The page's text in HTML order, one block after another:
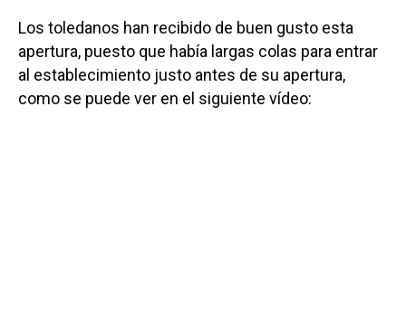
Los toledanos han recibido de buen gusto esta
apertura, puesto que había largas colas para entrar
al establecimiento justo antes de su apertura,
como se puede ver en el siguiente vídeo: